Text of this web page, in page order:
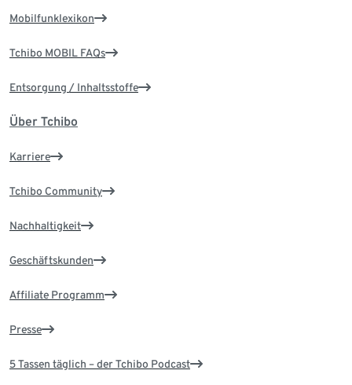
Mobilfunklexikon
Tchibo MOBIL FAQs
Entsorgung / Inhaltsstoffe
Über Tchibo
Karriere
Tchibo Community
Nachhaltigkeit
Geschäftskunden
Affiliate Programm
Presse
5 Tassen täglich – der Tchibo Podcast